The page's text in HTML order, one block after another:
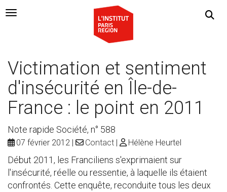
Navigation Toggle
Victimation et sentiment
d'insécurité en Île-de-
France : le point en 2011
Note rapide Société, n° 588
07 février 2012 Contact Hélène Heurtel
Début 2011, les Franciliens s'exprimaient sur
l'insécurité, réelle ou ressentie, à laquelle ils étaient
confrontés. Cette enquête, reconduite tous les deux